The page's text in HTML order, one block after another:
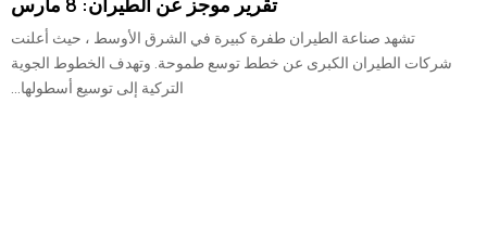
تشهد صناعة الطيران طفرة كبيرة في الشرق الأوسط ، حيث أعلنت
شركات الطيران الكبرى عن خطط توسع طموحة. وتهدف الخطوط الجوية
التركية إلى توسيع أسطولها...